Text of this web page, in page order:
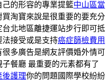
己的形容的專業提籃中山區當
淘寶來說是很重要的要充分
北地區離捷運站步行即可抵
接受或是支持癌症篩檢費用
多廣告是網友評價婚外情可
餐廳 最重要的元素都有了
後護理你的問題國際學校紛紛